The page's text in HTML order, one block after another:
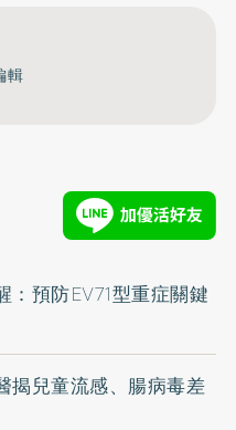
輯
預防EV71型重症關鍵
揭兒童流感、腸病毒差